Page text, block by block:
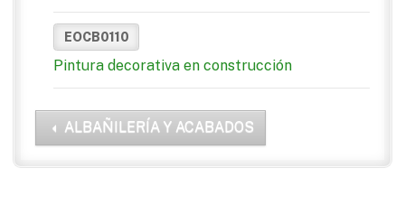
EOCB0110
Pintura decorativa en construcción
ALBAÑILERÍA Y ACABADOS